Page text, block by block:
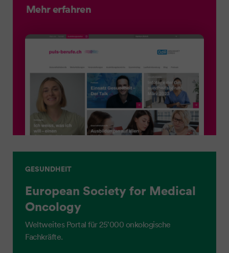
Mehr erfahren
GESUNDHEIT
European Society for Medical
Oncology
Weltweites Portal für 25’000 onkologische
Fachkräfte.